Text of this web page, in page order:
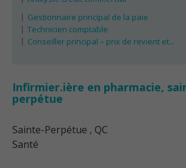
Gestionnaire principal de la paie
Technicien comptable
Conseiller principal – prix de revient et...
Infirmier.ière en pharmacie,
perpétue
Sainte-Perpétue , QC
Santé